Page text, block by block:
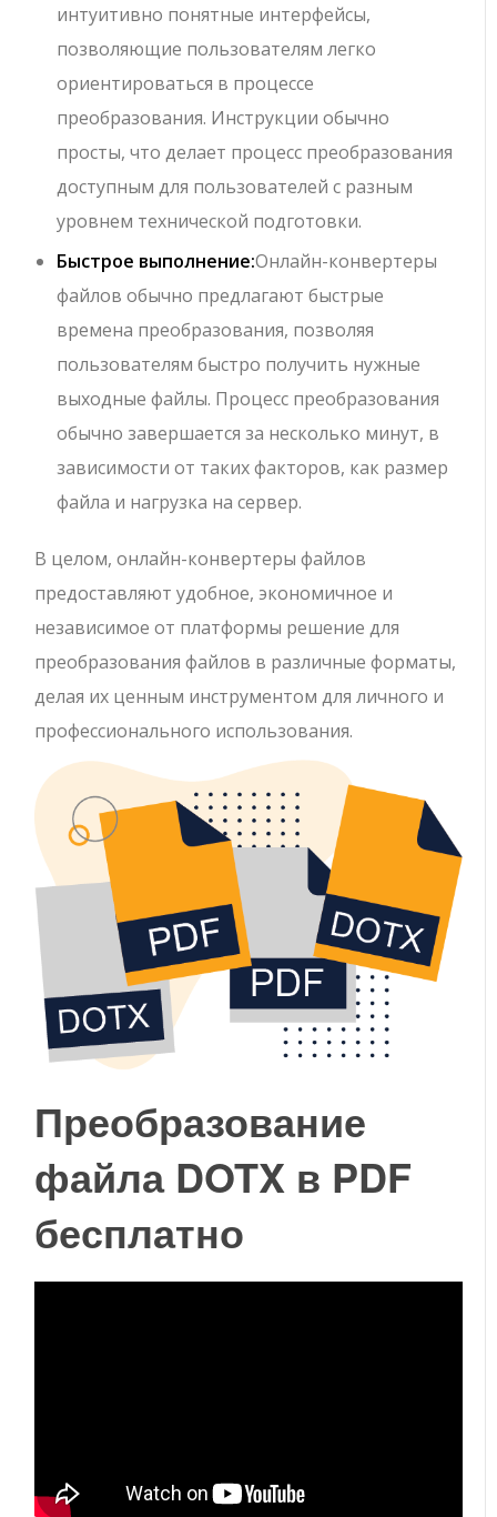
интуитивно понятные интерфейсы,
позволяющие пользователям легко
ориентироваться в процессе
преобразования. Инструкции обычно
просты, что делает процесс преобразования
доступным для пользователей с разным
уровнем технической подготовки.
Быстрое выполнение:Онлайн-конвертеры
файлов обычно предлагают быстрые
времена преобразования, позволяя
пользователям быстро получить нужные
выходные файлы. Процесс преобразования
обычно завершается за несколько минут, в
зависимости от таких факторов, как размер
файла и нагрузка на сервер.
В целом, онлайн-конвертеры файлов
предоставляют удобное, экономичное и
независимое от платформы решение для
преобразования файлов в различные форматы,
делая их ценным инструментом для личного и
профессионального использования.
Преобразование
файла DOTX в PDF
бесплатно